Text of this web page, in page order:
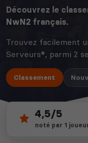
Découvrez le
NwN2 français.
Trouvez facilement
Serveurs®, parmi 2
Classement
2
serveurs actifs
depuis
4,5/5
noté par 1